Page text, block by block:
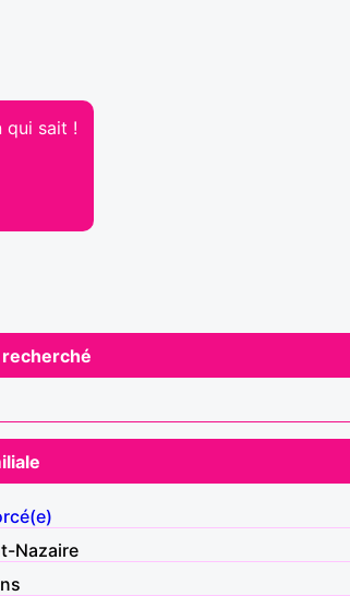
qui sait !
Nazaire